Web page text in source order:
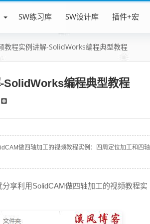
SW练习库 SW设计库 插件+宏
教程实例讲解-SolidWorks编程典型教程
SolidWorks编程典型教程
做四轴加工的视频教程实例：四周定位加工和四轴
享利用SolidCAM做四轴加工的视频教程实